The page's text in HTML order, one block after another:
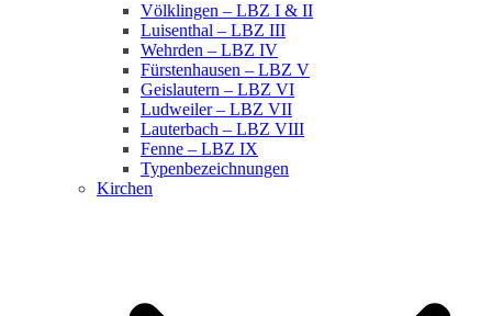
Völklingen – LBZ I & II
Luisenthal – LBZ III
Wehrden – LBZ IV
Fürstenhausen – LBZ V
Geislautern – LBZ VI
Ludweiler – LBZ VII
Lauterbach – LBZ VIII
Fenne – LBZ IX
Typenbezeichnungen
Kirchen